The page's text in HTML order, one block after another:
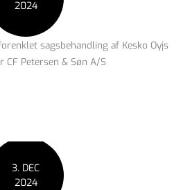
2024
sagsbehandling af Kesko Oyjs
Petersen & Søn A/S
3. DEC
2024